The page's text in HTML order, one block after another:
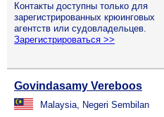
Контакты доступны только для
зарегистрированных крюинговых
агентств или судовладельцев.
Зарегистрироваться >>
Govindasamy Vereboos
Malaysia, Negeri Sembilan